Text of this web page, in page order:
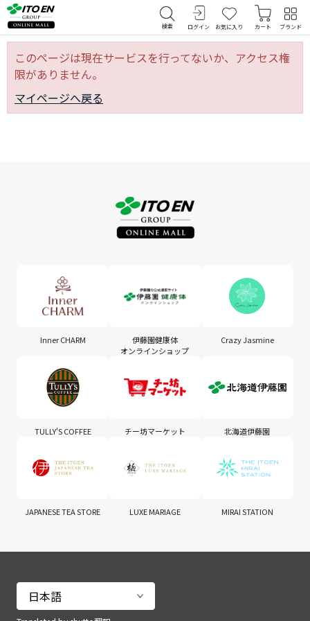
検索 ログイン お気に入り カート ブランド
このページは現在サービスを行ってないか、アクセス権
限がありません。
マイページへ戻る
Inner CHARM
伊藤園健康体
オンラインショップ
Crazy Jasmine
TULLY'S COFFEE チー坊マーケット 北海道伊藤園
JAPANESE TEA STORE LUXE MARIAGE MIRAI STATION